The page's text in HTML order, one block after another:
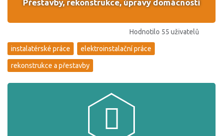
Přestavby, rekonstrukce, úpravy domácnosti
Hodnotilo 55 uživatelů
instalatérské práce elektroinstalační práce
rekonstrukce a přestavby